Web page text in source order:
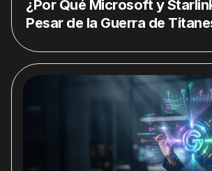
¿Por Qué Microsoft y
Pesar de la Guerra de